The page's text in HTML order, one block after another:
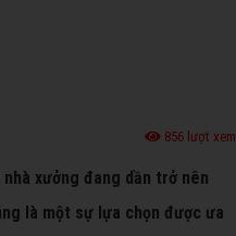
856 lượt xem
xưởng đang dần trở nên
là một sự lựa chọn được ưa